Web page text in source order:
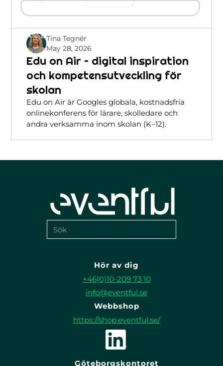
Tina Tegnér
May 28, 2026
Edu on Air – digital inspiration
och kompetensutveckling för
skolan
Edu on Air är Googles globala, kostnadsfria
onlinekonferens för lärare, skolledare och
andra verksamma inom skolan (K–12).
Hör av dig
+46(0)10-209 73 10
info@eventful.se
Webbshop
https://shop.eventful.se/
Göteborgskontoret